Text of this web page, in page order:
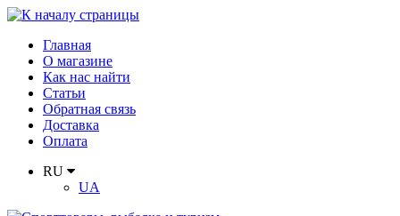
Главная
О магазине
Как нас найти
Статьи
Обратная связь
Доставка
Оплата
RU
UA